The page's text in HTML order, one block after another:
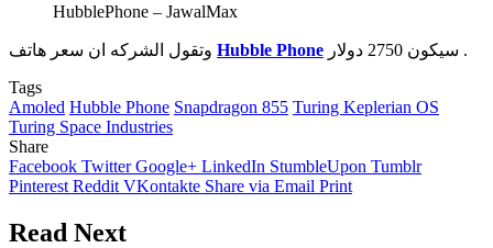
HubblePhone – JawalMax
Hubble Phone
سيكون 2750 دولار .
Tags
Amoled Hubble Phone Snapdragon 855 Turing Keplerian OS
Turing Space Industries
Share
Facebook Twitter Google+ LinkedIn StumbleUpon Tumblr
Pinterest Reddit VKontakte Share via Email Print
Read Next